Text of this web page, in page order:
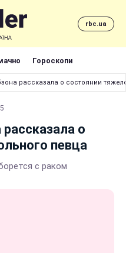
rbc.ua
Гороскопи
рассказала о состоянии
о
певца
с раком